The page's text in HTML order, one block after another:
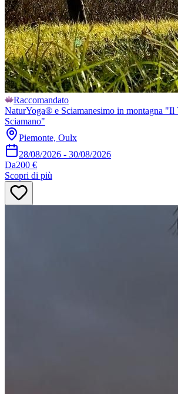
Raccomandato
NaturYoga® e Sciamanesimo in montagna
Sciamano"
Piemonte, Oulx
28/08/2026 - 30/08/2026
Da200 €
Scopri di più